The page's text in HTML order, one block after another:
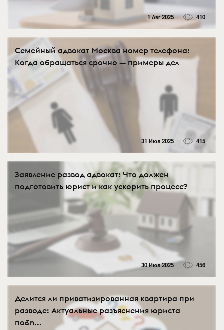
1 Авг 2025 410
Семейный адвокат Москва номер телефона:
Когда обращаться срочно — примеры дел
31 Июл 2025 415
Заявление развод адвокат: Что должен
подготовить юрист и как ускорить процесс?
30 Июл 2025 456
Делится ли приватизированная квартира при
разводе: Актуальные разъяснения юриста
по&n...